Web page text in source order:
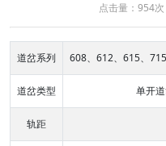
点击量：954
道岔系列 608、612、615、
道岔类型 单开
轨距